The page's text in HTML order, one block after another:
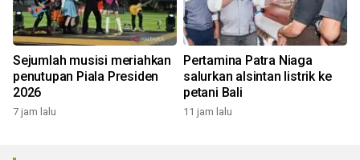
Sejumlah musisi meriahkan
penutupan Piala Presiden
2026
7 jam lalu
Pertamina Patra Niaga
salurkan alsintan listrik ke
petani Bali
11 jam lalu